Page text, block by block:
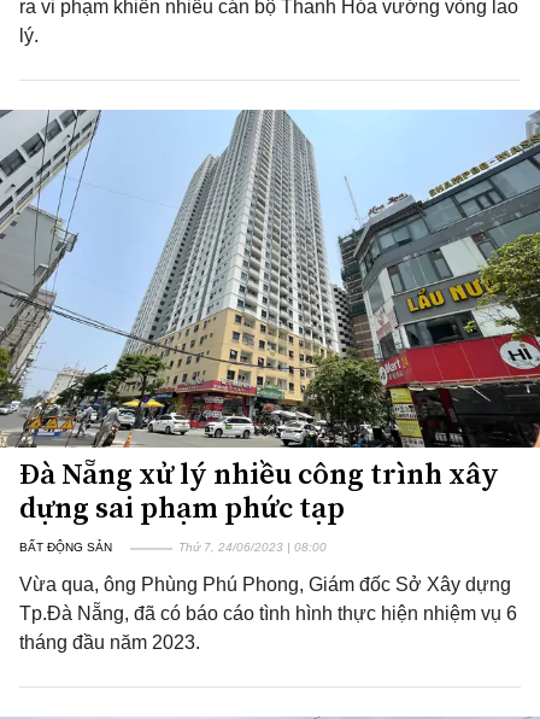
ra vi phạm khiến nhiều cán bộ Thanh Hóa vướng vòng lao
lý.
Đà Nẵng xử lý nhiều công trình xây
dựng sai phạm phức tạp
BẤT ĐỘNG SẢN Thứ 7, 24/06/2023 | 08:00
Vừa qua, ông Phùng Phú Phong, Giám đốc Sở Xây dựng
Tp.Đà Nẵng, đã có báo cáo tình hình thực hiện nhiệm vụ 6
tháng đầu năm 2023.